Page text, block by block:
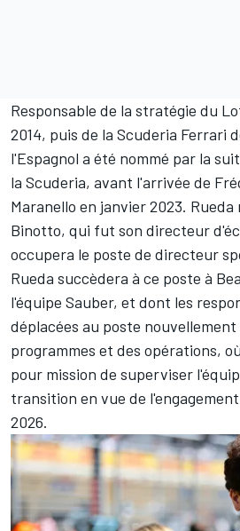
Responsable de la stratégie du
2014, puis de la Scuderia Ferrari
l'Espagnol a été nommé par la
la Scuderia, avant l'arrivée de
Maranello en janvier 2023.
Binotto, qui fut son directeur
occupera le poste de directeur
Rueda succèdera à ce poste à
l'équipe Sauber, et dont les
déplacées au poste
programmes et des opérations,
pour mission de superviser
transition en vue de
2026.